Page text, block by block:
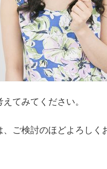
てみてください。
ご検討のほどよろしく